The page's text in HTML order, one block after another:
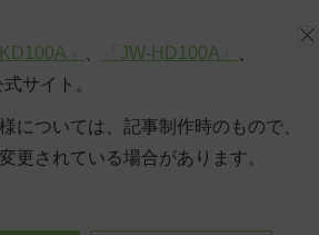
」 「JW-HD100A」
サイト。
については、記事制作時のもので、
更されている場合があります。